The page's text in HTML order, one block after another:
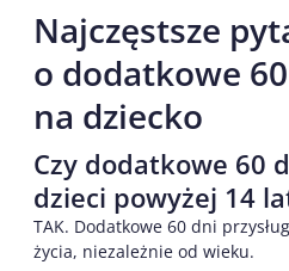
Najczęstsze
o dodatkowe
na dziecko
Czy dodatkowe 60
dzieci powyżej 14
TAK. Dodatkowe 60 dni
życia, niezależnie od wieku.